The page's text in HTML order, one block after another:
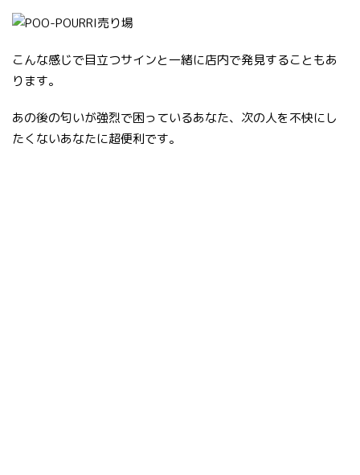
こんな感じで目立つサインと一緒に店内で発見することもあ
ります。
あの後の匂いが強烈で困っているあなた、次の人を不快にし
たくないあなたに超便利です。